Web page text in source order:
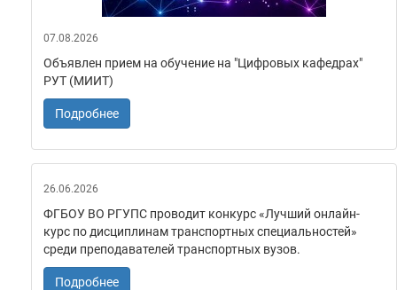
07.08.2026
Объявлен прием на обучение на "Цифровых кафедрах"
РУТ (МИИТ)
Подробнее
26.06.2026
ФГБОУ ВО РГУПС проводит конкурс «Лучший онлайн-
курс по дисциплинам транспортных специальностей»
среди преподавателей транспортных вузов.
Подробнее